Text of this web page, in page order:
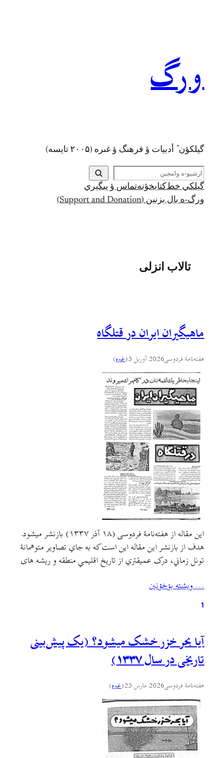
ورگ
گيلکؤن ٚ أدبیات ؤ فرهنگ ؤ غىره (۲۰۰۵ تايسه)
ج
س
ت
ج
گيلکي خط کتابخؤنهتماس ؤ پىگيري
ورگ-ه بال بزنين (Support and Donation)
تالاب انزلی
ماهیگیران ايران در قتلگاه
هفته‌نامهٔ فردوسی2026 آوریل 3 (غىره)
اين مقاله از هفته‌نامهٔ فردوسی (۱۸ آذر ۱۳۳۷) بازنشر ميشود.
هدف از بازنشر اين مقاله اين است که به جاي تصاوير متوهمانهٔ
تونل زماني، درک عميقتري از تاريخ اقليمي منطقه و ريشه های
به شکل بهره‌برداري سودمحور از طبيعت هوشيارتر شويم.از تمام
انزلی‌چی‌های قدیمي…
… ويشته بۊخؤنين
1
آیا بحر خزر خشک میشود؟ (یک پیش‌بینی
تاریخی در سال ۱۳۳۷)
هفته‌نامهٔ فردوسی2026 مارس 23 (غىره)